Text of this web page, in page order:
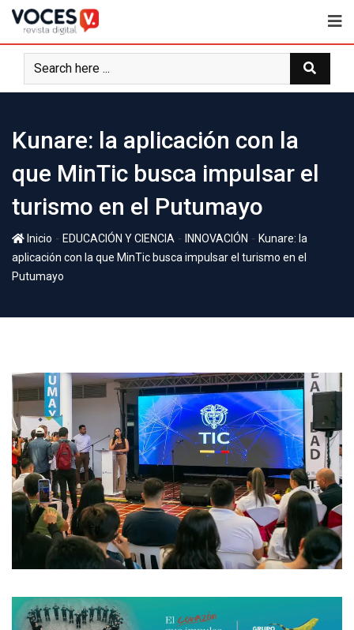
Kunare: la aplicación con la
que MinTic busca impulsar el
turismo en el Putumayo
Inicio - EDUCACIÓN Y CIENCIA - INNOVACIÓN - Kunare: la
aplicación con la que MinTic busca impulsar el turismo en el
Putumayo